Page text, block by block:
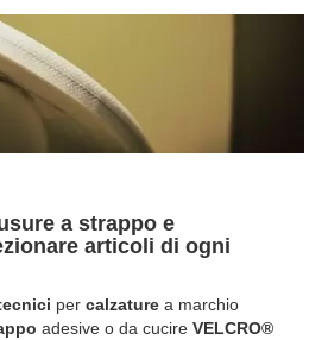
a strappo e
articoli di ogni
per calzature a marchio
adesive o da cucire VELCRO®